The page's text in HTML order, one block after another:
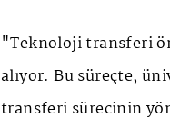
"Teknoloji transferi
alıyor. Bu süreçte,
transferi sürecinin